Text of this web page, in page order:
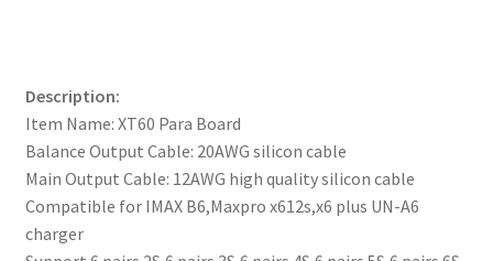
Description:
Item Name: XT60 Para Board
Balance Output Cable: 20AWG silicon cable
Main Output Cable: 12AWG high quality silicon cable
Compatible for IMAX B6,Maxpro x612s,x6 plus UN-A6
charger